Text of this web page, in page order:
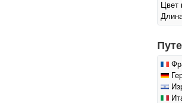
Цвет